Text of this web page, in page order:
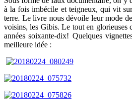
à la fois imbécile et teigneux, qui vit
terre. Le livre nous dévoile leur mode
voisins, les Gibis. Le tout en glorieuses
années soixante-dix! Quelques
meilleure idée :